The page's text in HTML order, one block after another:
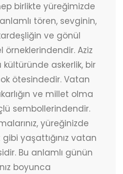
birlikte yüreğimizde
tören, sevginin,
ve gönül
örneklerindendir. Aziz
askerlik, bir
ötesindedir. Vatan
ve millet olma
sembollerindendir.
yüreğinizde
yaşattığınız vatan
Bu anlamlı günün
boyunca